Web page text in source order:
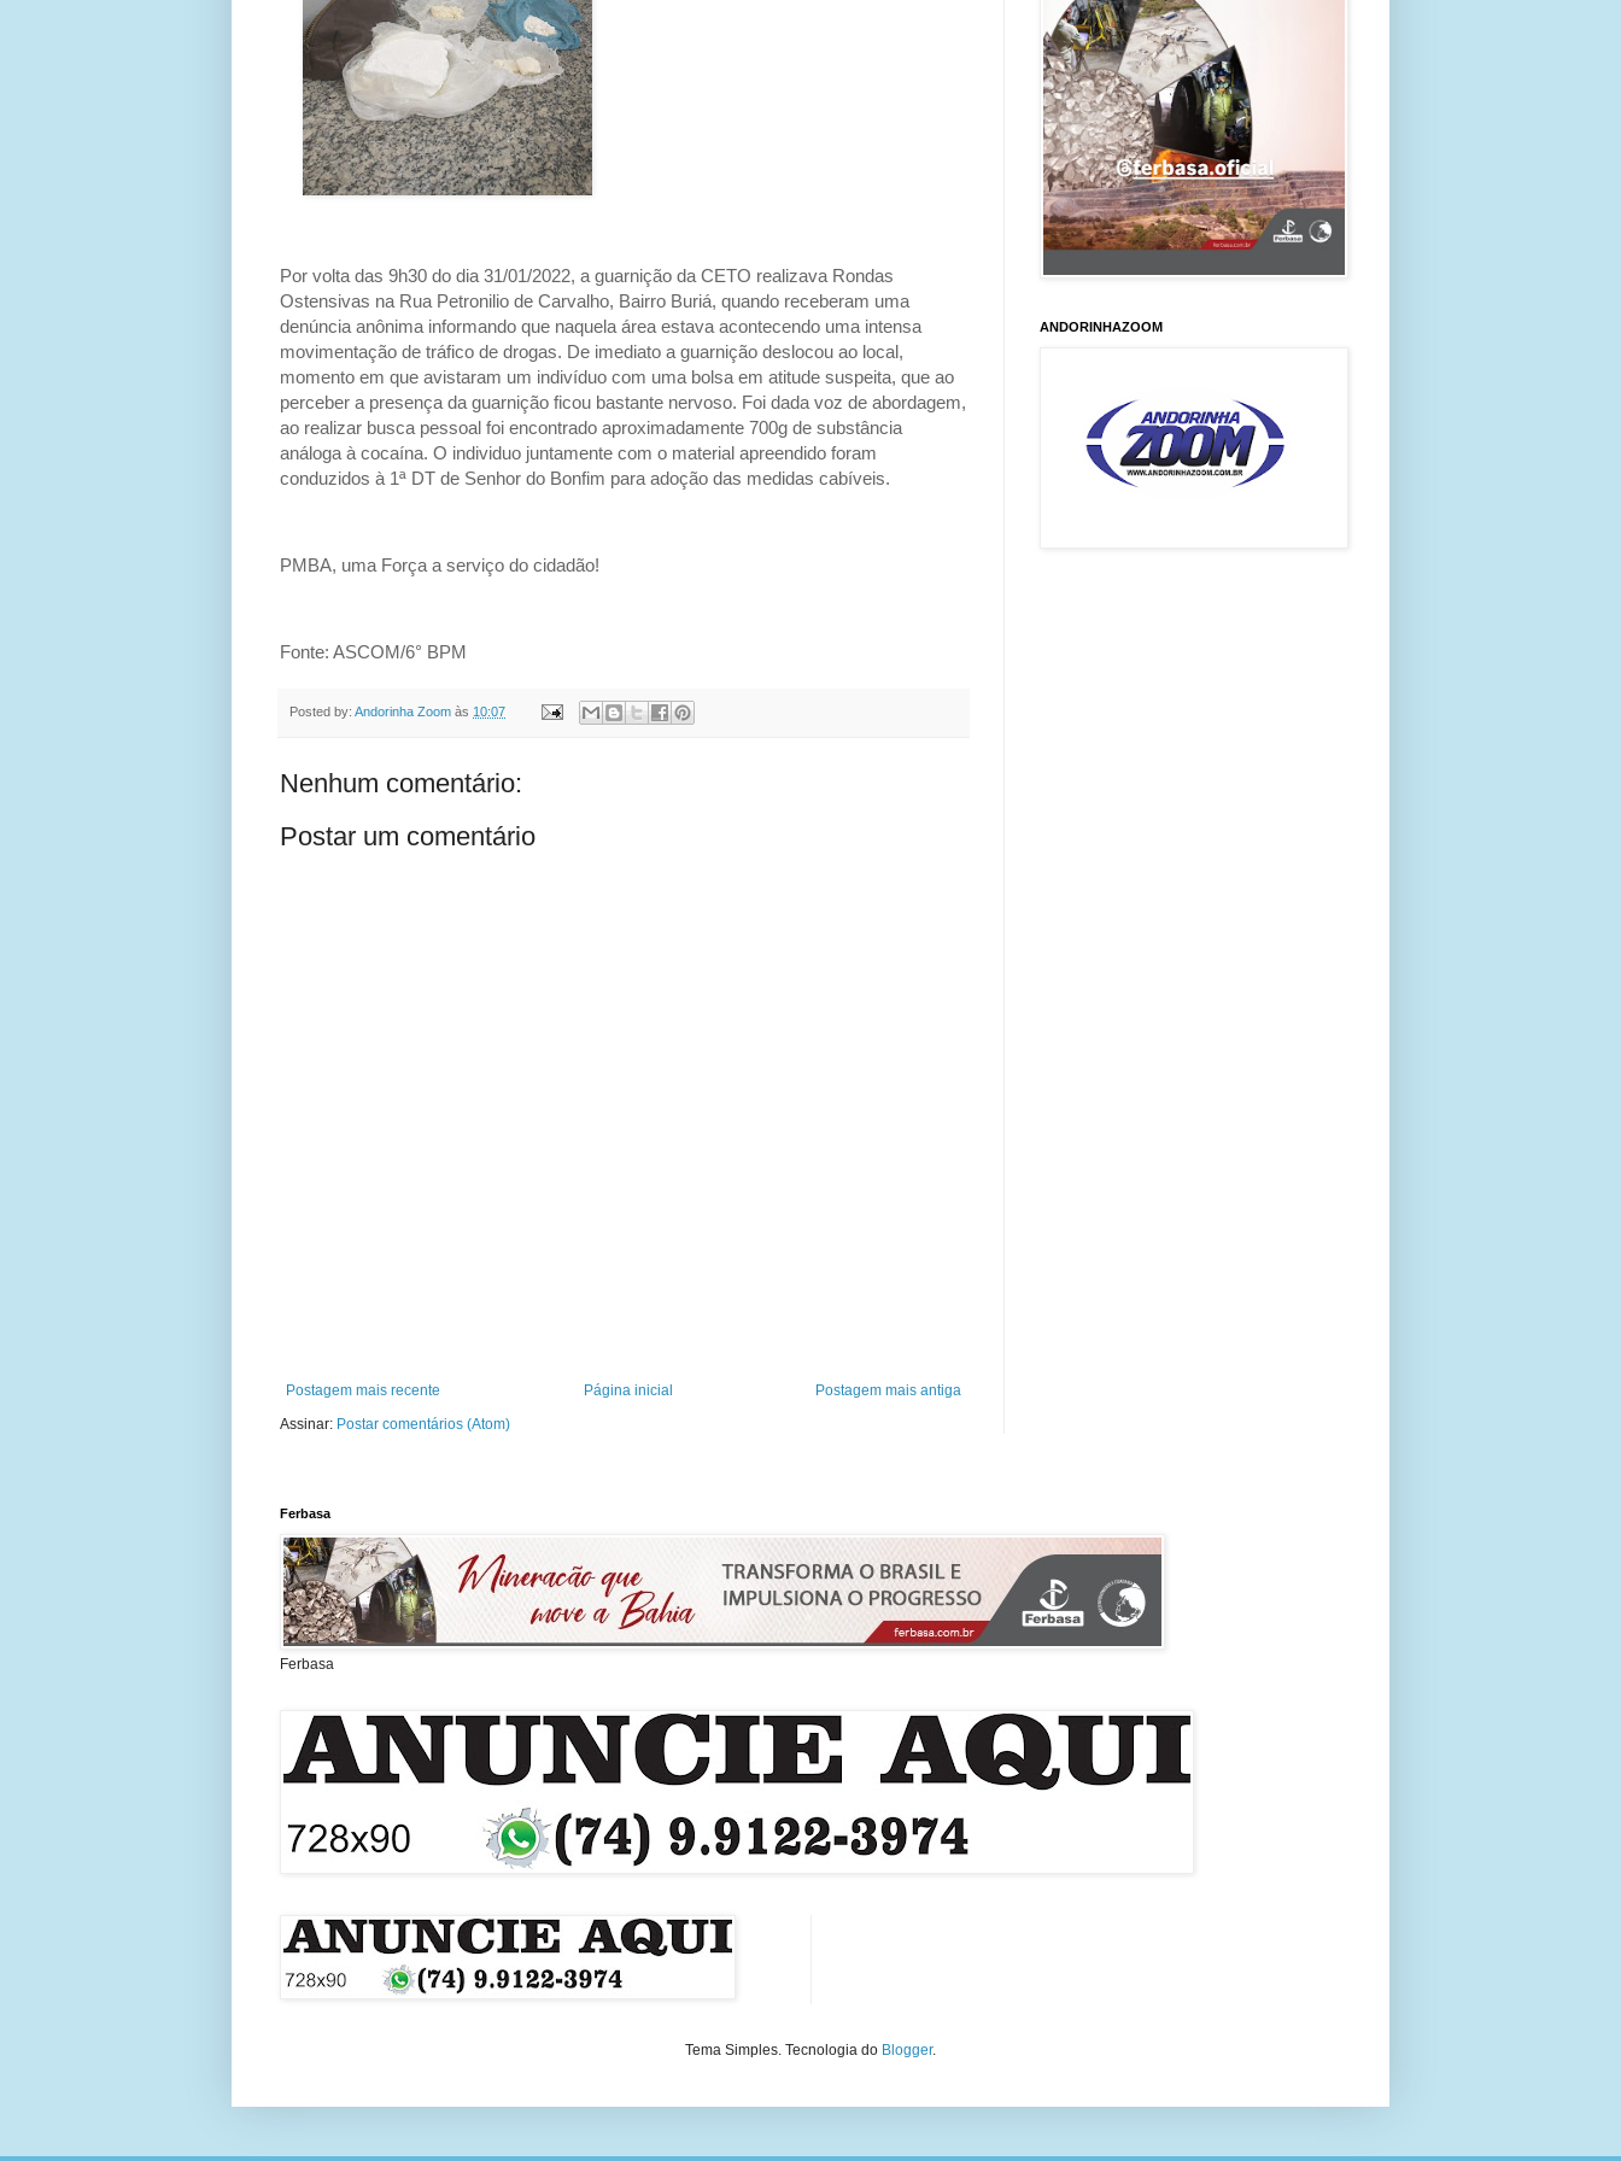
Por volta das 9h30 do dia 31/01/2022, a guarnição da CETO realizava Rondas
Ostensivas na Rua Petronilio de Carvalho, Bairro Buriá, quando receberam uma
denúncia anônima informando que naquela área estava acontecendo uma intensa
movimentação de tráfico de drogas. De imediato a guarnição deslocou ao local,
momento em que avistaram um indivíduo com uma bolsa em atitude suspeita, que ao
perceber a presença da guarnição ficou bastante nervoso. Foi dada voz de abordagem,
ao realizar busca pessoal foi encontrado aproximadamente 700g de substância
análoga à cocaína. O individuo juntamente com o material apreendido foram
conduzidos à 1ª DT de Senhor do Bonfim para adoção das medidas cabíveis.
PMBA, uma Força a serviço do cidadão!
Fonte: ASCOM/6° BPM
Posted by: Andorinha Zoom às 10:07
Nenhum comentário:
Postar um comentário
Postagem mais recente Postagem mais antiga
Página inicial
Assinar: Postar comentários (Atom)
ANDORINHAZOOM
Ferbasa
Ferbasa
Tema Simples. Tecnologia do Blogger.